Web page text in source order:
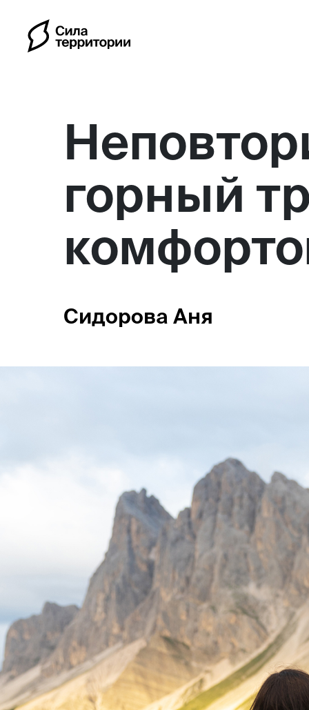
Календарь
Индивидуальные
Россия
Дневник
Магазин
Контакты
горный
Сидорова Аня